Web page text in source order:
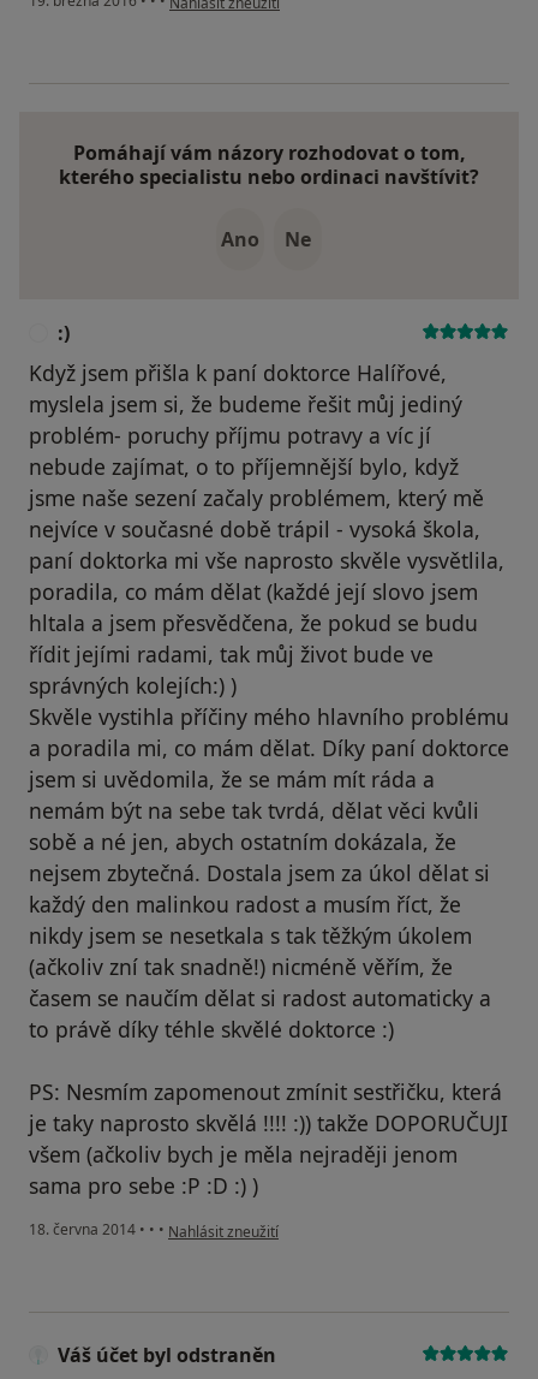
Pomáhají vám názory rozhodovat o tom,
kterého specialistu nebo ordinaci navštívit?
Ano Ne
:)
Když jsem přišla k paní doktorce Halířové,
myslela jsem si, že budeme řešit můj jediný
problém- poruchy příjmu potravy a víc jí
nebude zajímat, o to příjemnější bylo, když
jsme naše sezení začaly problémem, který mě
nejvíce v současné době trápil - vysoká škola,
paní doktorka mi vše naprosto skvěle vysvětlila,
poradila, co mám dělat (každé její slovo jsem
hltala a jsem přesvědčena, že pokud se budu
řídit jejími radami, tak můj život bude ve
správných kolejích:) )
Skvěle vystihla příčiny mého hlavního problému
a poradila mi, co mám dělat. Díky paní doktorce
jsem si uvědomila, že se mám mít ráda a
nemám být na sebe tak tvrdá, dělat věci kvůli
sobě a né jen, abych ostatním dokázala, že
nejsem zbytečná. Dostala jsem za úkol dělat si
každý den malinkou radost a musím říct, že
nikdy jsem se nesetkala s tak těžkým úkolem
(ačkoliv zní tak snadně!) nicméně věřím, že
časem se naučím dělat si radost automaticky a
to právě díky téhle skvělé doktorce :)
PS: Nesmím zapomenout zmínit sestřičku, která
je taky naprosto skvělá !!!! :)) takže DOPORUČUJI
všem (ačkoliv bych je měla nejraději jenom
sama pro sebe :P :D :) )
18. června 2014 • • • podle názoru uživatele :)
Nahlásit zneužití
Váš účet byl odstraněn